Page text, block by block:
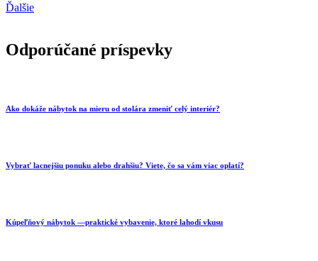
Ďalšie
Odporúčané príspevky
Ako dokáže nábytok na mieru od stolára zmeniť celý interiér?
Vybrať lacnejšiu ponuku alebo drahšiu? Viete, čo sa vám viac oplatí?
Kúpeľňový nábytok —praktické vybavenie, ktoré lahodí vkusu